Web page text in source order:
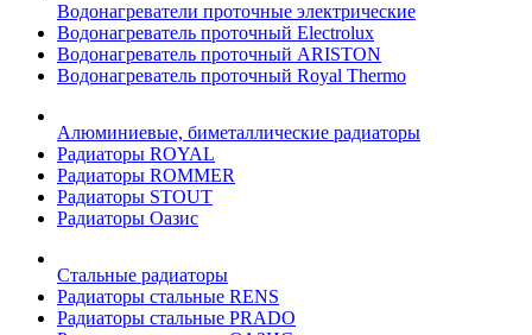
Водонагреватели проточные электрические
Водонагреватель проточный Electrolux
Водонагреватель проточный ARISTON
Водонагреватель проточный Royal Thermo
Алюминиевые, биметаллические радиаторы
Радиаторы ROYAL
Радиаторы ROMMER
Радиаторы STOUT
Радиаторы Оазис
Стальные радиаторы
Радиаторы стальные RENS
Радиаторы стальные PRADO